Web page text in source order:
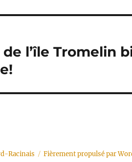
de l’île Tromelin
Racinais Fièrement propulsé par